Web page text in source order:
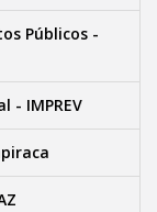
Públicos -
- IMPREV